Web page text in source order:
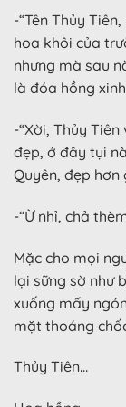
-“Tên Thủy
hoa khôi của
nhưng mà sau
là đóa hồng
-“Xời, Thủy
đẹp, ở đây tụi
Quyên, đẹp hơn
-“Ừ nhỉ, chả
Mặc cho mọi
lại sững sờ như
xuống mấy
mặt thoáng
Thủy Tiên…